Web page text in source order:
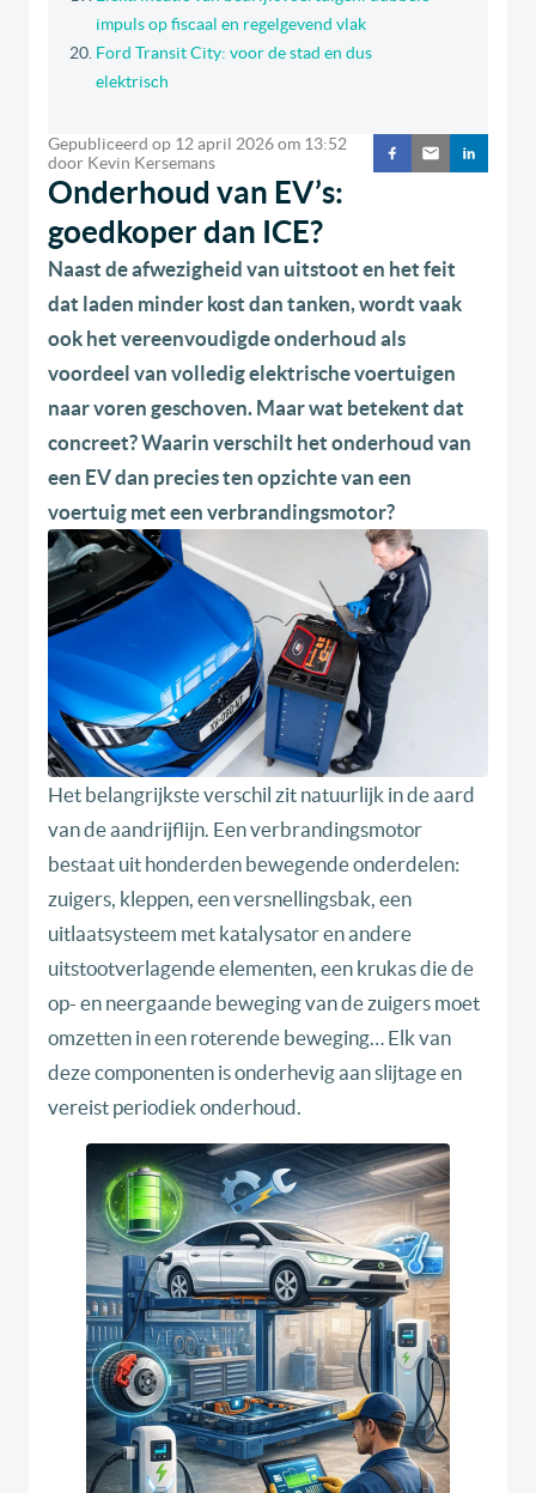
impuls op fiscaal en regelgevend vlak
Ford Transit City: voor de stad en dus
elektrisch
Gepubliceerd op 12 april 2026om 13:52
door Kevin Kersemans
Onderhoud van EV’s:
goedkoper dan ICE?
Naast de afwezigheid van uitstoot en het feit
dat laden minder kost dan tanken, wordt vaak
ook het vereenvoudigde onderhoud als
voordeel van volledig elektrische voertuigen
naar voren geschoven. Maar wat betekent dat
concreet? Waarin verschilt het onderhoud van
een EV dan precies ten opzichte van een
voertuig met een verbrandingsmotor?
Het belangrijkste verschil zit natuurlijk in de aard
van de aandrijflijn. Een verbrandingsmotor
bestaat uit honderden bewegende onderdelen:
zuigers, kleppen, een versnellingsbak, een
uitlaatsysteem met katalysator en andere
uitstootverlagende elementen, een krukas die de
op- en neergaande beweging van de zuigers moet
omzetten in een roterende beweging… Elk van
deze componenten is onderhevig aan slijtage en
vereist periodiek onderhoud.